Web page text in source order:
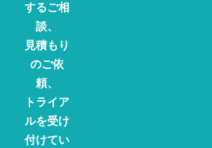
するご相
談、
見積もり
のご依
頼、
トライア
ルを受け
付けてい